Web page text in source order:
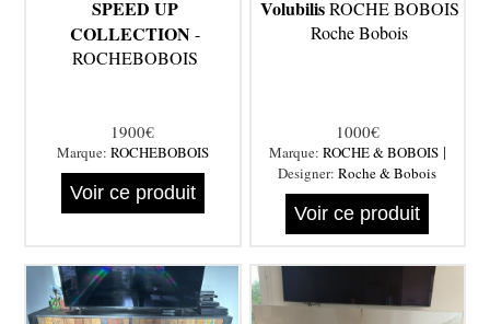
SPEED UP
COLLECTION-
ROCHEBOBOIS
1900€
Marque: ROCHEBOBOIS
Voir ce produit
VolubilisROCHE BOBOIS
Roche Bobois
1000€
Marque: ROCHE & BOBOIS|
Designer:Roche & Bobois
Voir ce produit